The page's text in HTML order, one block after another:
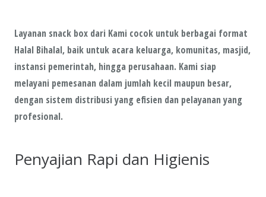
Layanan snack box dari Kami cocok untuk berbagai format
Halal Bihalal, baik untuk acara keluarga, komunitas, masjid,
instansi pemerintah, hingga perusahaan. Kami siap
melayani pemesanan dalam jumlah kecil maupun besar,
dengan sistem distribusi yang efisien dan pelayanan yang
profesional.
Penyajian Rapi dan Higienis